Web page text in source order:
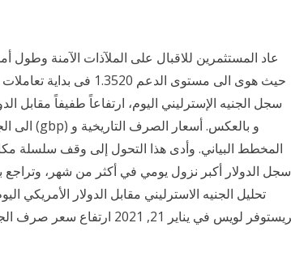
عاد المستثمرين للاقبال على الملآذات الآمنة وطول
المخطط البياني. وأدى هذا التحول إلى وقف سلسلة
سجل الدولار أكبر نزول يومي في أكثر من شهر، وتراجع
كريستوفر لويس في يناير 21,